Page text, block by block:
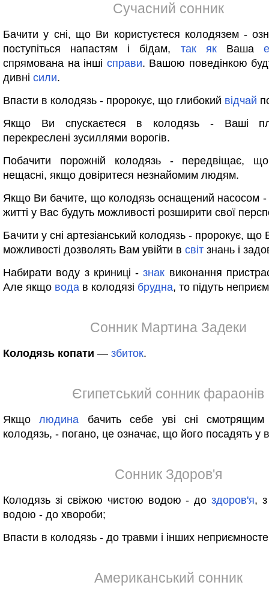
Сучасний сонник
Бачити у сні, що Ви користуєтеся колодязем -
поступіться напастям і бідам, так якВаша
спрямована на інші справи. Вашою поведінкою
дивні сили.
Впасти в колодязь - пророкує, що глибокий відчай
Якщо Ви спускаєтеся в колодязь - Ваші
перекреслені зусиллями ворогів.
Побачити порожній колодязь - передвіщає,
нещасні, якщо довіритеся незнайомим людям.
Якщо Ви бачите, що колодязь оснащений насосом
житті у Вас будуть можливості розширити свої
Бачити у сні артезіанський колодязь - пророкує, що
можливості дозволять Вам увійти в світ знань і
Набирати воду з криниці -знак виконання
Але якщо вода в колодязі брудна, то підуть
Сонник Мартина Задеки
Колодязь копати — збиток.
Єгипетський сонник фараонів
Якщолюдина бачить себе уві сні
колодязь, - погано, це означає, що його посадять у
Сонник Здоров'я
Колодязь зі свіжою чистою водою - доздоров'я,
водою - до хвороби;
Впасти в колодязь - до травми і інших
Американський сонник